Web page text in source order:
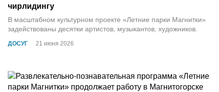
ДОСУГ 21 июня 2026
чирлидингу
В масштабном культурном проекте «Летние парки Магнитки»
задействованы десятки артистов, музыкантов, художников.